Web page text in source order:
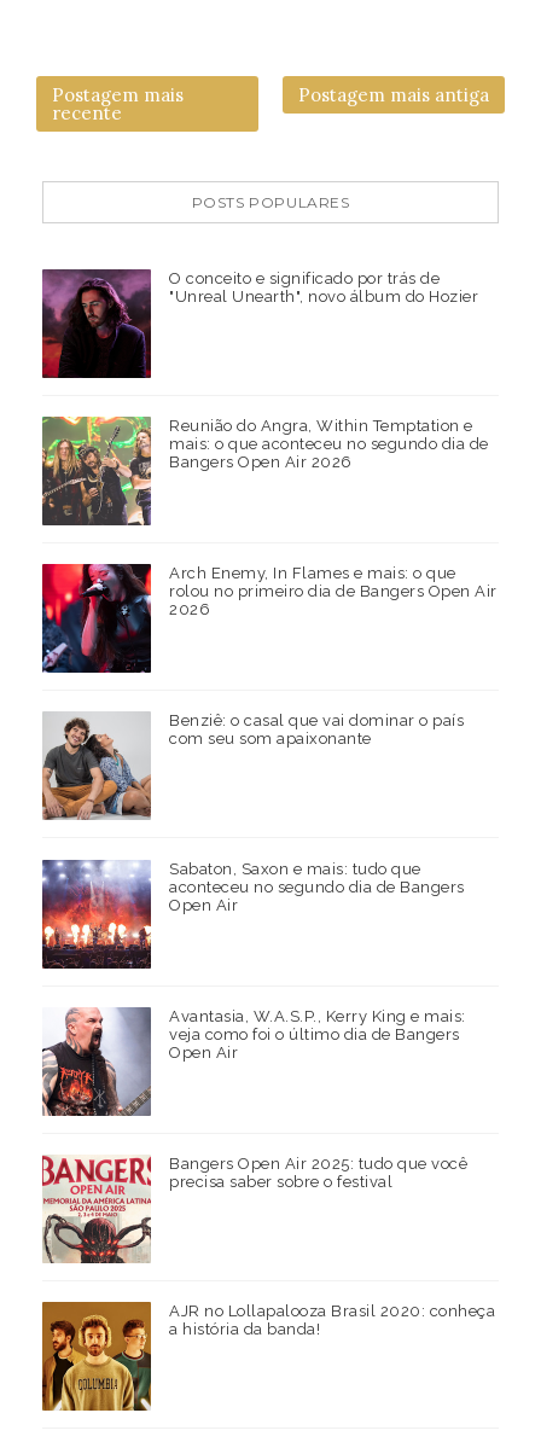
Postagem mais
recente
Postagem mais antiga
POSTS POPULARES
O conceito e significado por trás de
"Unreal Unearth", novo álbum do Hozier
Reunião do Angra, Within Temptation e
mais: o que aconteceu no segundo dia de
Bangers Open Air 2026
Arch Enemy, In Flames e mais: o que
rolou no primeiro dia de Bangers Open Air
2026
Benziê: o casal que vai dominar o país
com seu som apaixonante
Sabaton, Saxon e mais: tudo que
aconteceu no segundo dia de Bangers
Open Air
Avantasia, W.A.S.P., Kerry King e mais:
veja como foi o último dia de Bangers
Open Air
Bangers Open Air 2025: tudo que você
precisa saber sobre o festival
AJR no Lollapalooza Brasil 2020: conheça
a história da banda!